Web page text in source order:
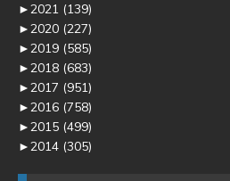
►2021 (139)
►2020 (227)
►2019 (585)
►2018 (683)
►2017 (951)
►2016 (758)
►2015 (499)
►2014 (305)